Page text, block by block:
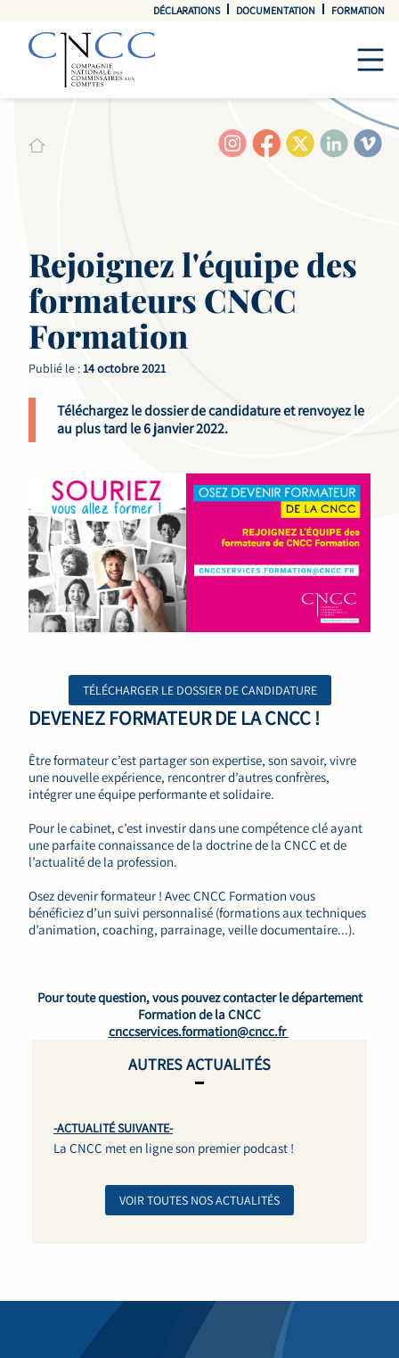
DÉCLARATIONS DOCUMENTATION FORMATION
Rejoignez l'équipe des
formateurs CNCC
Formation
Publié le :14 octobre 2021
Téléchargez le dossier de candidature et renvoyez le
au plus tard le 6 janvier 2022.
TÉLÉCHARGER LE DOSSIER DE CANDIDATURE
DEVENEZ FORMATEUR DE LA CNCC !
Être formateur c’est partager son expertise, son savoir, vivre
une nouvelle expérience, rencontrer d’autres confrères,
intégrer une équipe performante et solidaire.
Pour le cabinet, c’est investir dans une compétence clé ayant
une parfaite connaissance de la doctrine de la CNCC et de
l’actualité de la profession.
Osez devenir formateur ! Avec CNCC Formation vous
bénéficiez d’un suivi personnalisé (formations aux techniques
d’animation, coaching, parrainage, veille documentaire...).
Pour toute question, vous pouvez contacter le département
Formation de la CNCC
cnccservices.formation@cncc.fr
AUTRES ACTUALITÉS
-ACTUALITÉ SUIVANTE-
La CNCC met en ligne son premier podcast !
VOIR TOUTES NOS ACTUALITÉS